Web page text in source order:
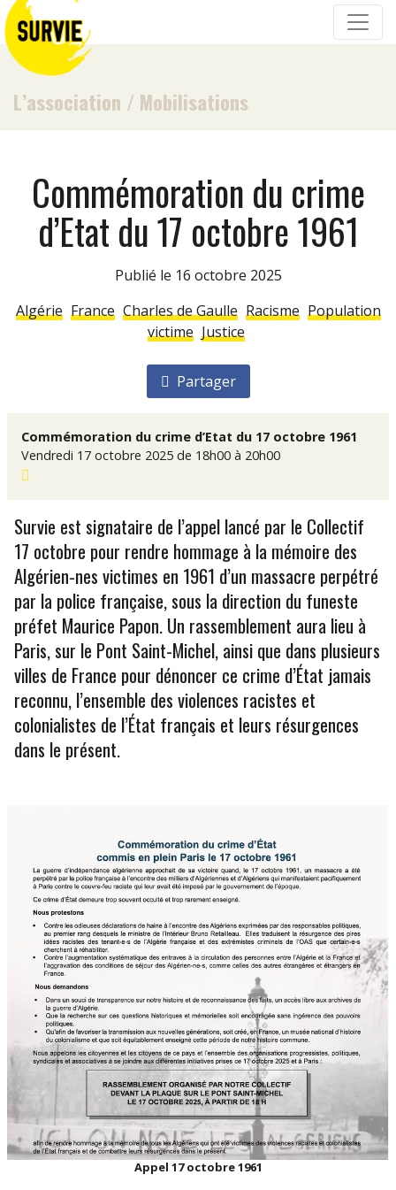
L’association / Mobilisations
Commémoration du crime
d’Etat du 17 octobre 1961
Publié le 16 octobre 2025
Algérie France Charles de Gaulle Racisme Population
victime Justice
Partager
Commémoration du crime d’Etat du 17 octobre 1961
Vendredi 17 octobre 2025 de 18h00 à 20h00
Survie est signataire de l’appel lancé par le Collectif
17 octobre pour rendre hommage à la mémoire des
Algérien-nes victimes en 1961 d’un massacre perpétré
par la police française, sous la direction du funeste
préfet Maurice Papon. Un rassemblement aura lieu à
Paris, sur le Pont Saint-Michel, ainsi que dans plusieurs
villes de France pour dénoncer ce crime d’État jamais
reconnu, l’ensemble des violences racistes et
colonialistes de l’État français et leurs résurgences
dans le présent.
Appel 17 octobre 1961